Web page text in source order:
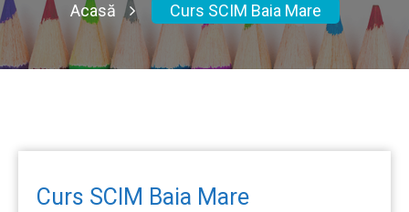
Acasă Curs SCIM Baia Mare
Curs SCIM Baia Mare